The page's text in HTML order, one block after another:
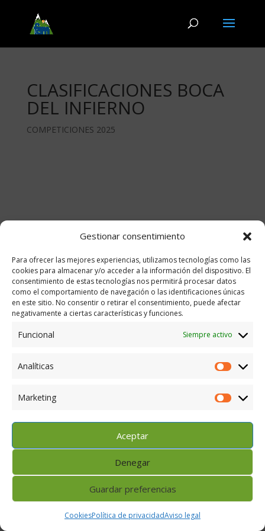
Gestionar consentimiento
Para ofrecer las mejores experiencias, utilizamos tecnologías como las
cookies para almacenar y/o acceder a la información del dispositivo. El
consentimiento de estas tecnologías nos permitirá procesar datos
como el comportamiento de navegación o las identificaciones únicas
en este sitio. No consentir o retirar el consentimiento, puede afectar
negativamente a ciertas características y funciones.
Funcional Siempre activo
Analíticas
Marketing
Aceptar
Denegar
Guardar preferencias
CookiesPolítica de privacidadAviso legal
CLASIFICACIONES BOCA
DEL INFIERNO
COMPETICIONES 2025
Federación Aragonesa de Montañismo C/.
Albareda 7, 4º 4ª – 50004 – Zaragoza – ESPAÑA
Aviso legal Política de privacidad|
FEDERACIÓN ARAGONESA DE MONTAÑISMO | 2026
© Todos los derechos reservados